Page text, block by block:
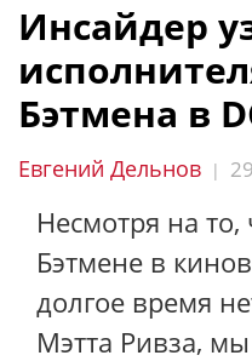
Инсайдер
Бэтмена в
Евгений Дельнов |
Несмотря на то,
Бэтмене в
долгое время
Мэтта Ривза,